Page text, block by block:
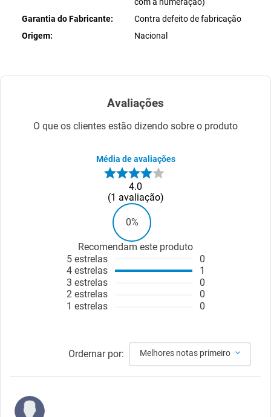
Garantia do Fabricante
Contra defeito de fabricação
Origem
Nacional
Avaliações
O que os clientes estão dizendo sobre o produto
Média de avaliações
4.0
1 avaliação
0%
Recomendam este produto
5 estrelas
4 estrelas
3 estrelas
2 estrelas
1 estrelas
0
1
0
0
0
Ordernar por: Melhores notas primeiro